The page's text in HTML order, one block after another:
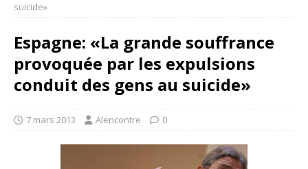
suicide»
Espagne: «La grande souffrance
provoquée par les expulsions
conduit des gens au suicide»
7 mars 2013 Alencontre 0